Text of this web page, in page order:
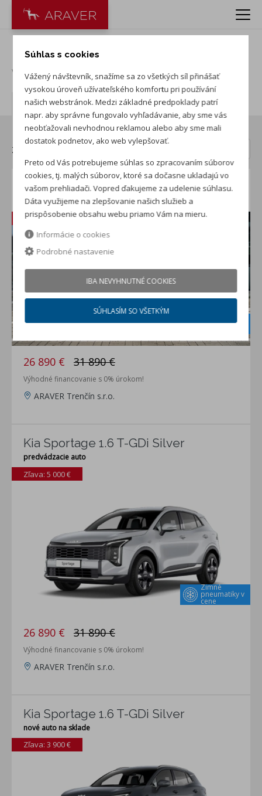
Nová KIA Sportage
Vydané 30. 7. 2026
Autá v akcii
Zoradiť:
Kia Sportage 1.6 T-GDi Silver
predvádzacie auto
pneumatiky v
Zľava: 5 000 €
26 890 € 31 890 €
Výhodné financovanie s 0% úrokom!
ARAVER Trenčín s.r.o.
Kia Sportage 1.6 T-GDi Silver
predvádzacie auto
Zimné
pneumatiky v
cene
Zľava: 5 000 €
26 890 € 31 890 €
Výhodné financovanie s 0% úrokom!
ARAVER Trenčín s.r.o.
Kia Sportage 1.6 T-GDi Silver
nové auto na sklade
Zľava: 3 900 €
Súhlas s cookies
Vážený návštevník, snažíme sa zo všetkých síl přinášať
vysokou úroveň užívateľského komfortu pri používání
našich webstránok. Medzi základné predpoklady patrí
napr. aby správne fungovalo vyhľadávanie, aby sme vás
neobťažovali nevhodnou reklamou alebo aby sme mali
dostatok podnetov, ako web vylepšovať.
Preto od Vás potrebujeme súhlas so zpracovaním súborov
cookies, tj. malých súborov, ktoré sa dočasne ukladajú vo
vašom prehliadači. Vopred ďakujeme za udelenie súhlasu.
Dáta využijeme na zlepšovanie našich služieb a
prispôsobenie obsahu webu priamo Vám na mieru.
Informácie o cookies
Podrobné nastavenie
IBA NEVYHNUTNÉ COOKIES
SÚHLASÍM SO VŠETKÝM